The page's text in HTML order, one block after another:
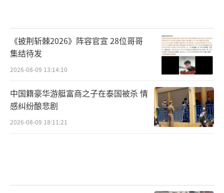
《披荆斩棘2026》阵容官宣 28位哥哥
集结待发
2026-08-09 13:14:10
中国籍豪华游艇富商之子在泰国被杀 情
感纠纷酿悲剧
2026-08-09 18:11:21